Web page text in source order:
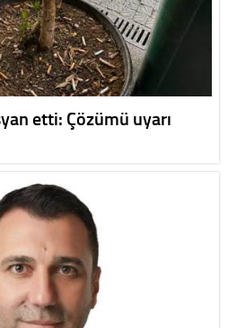
etti: Çözümü uyarı